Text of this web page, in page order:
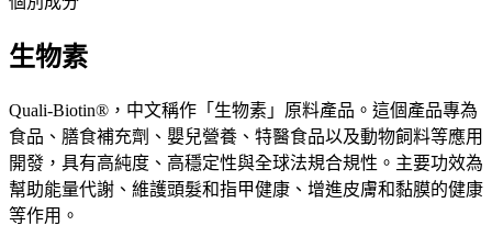
生物素
Quali-Biotin®，中文稱作「生物素」原料產品。這個產品專為
食品、膳食補充劑、嬰兒營養、特醫食品以及動物飼料等應用
開發，具有高純度、高穩定性與全球法規合規性。主要功效為
幫助能量代謝、維護頭髮和指甲健康、增進皮膚和黏膜的健康
等作用。